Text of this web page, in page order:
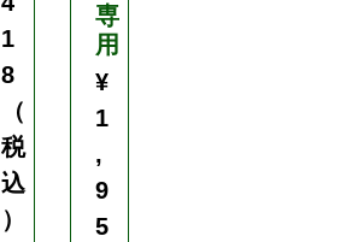
1
8
（
税
込
）
専
用
¥
1
,
9
5